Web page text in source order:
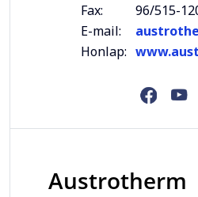
Fax:
96/515-
E-mail:
Honlap:
Austrotherm